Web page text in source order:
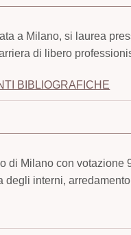
a Milano, si laurea
di libero
BIBLIOGRAFICHE
di Milano con
degli interni,